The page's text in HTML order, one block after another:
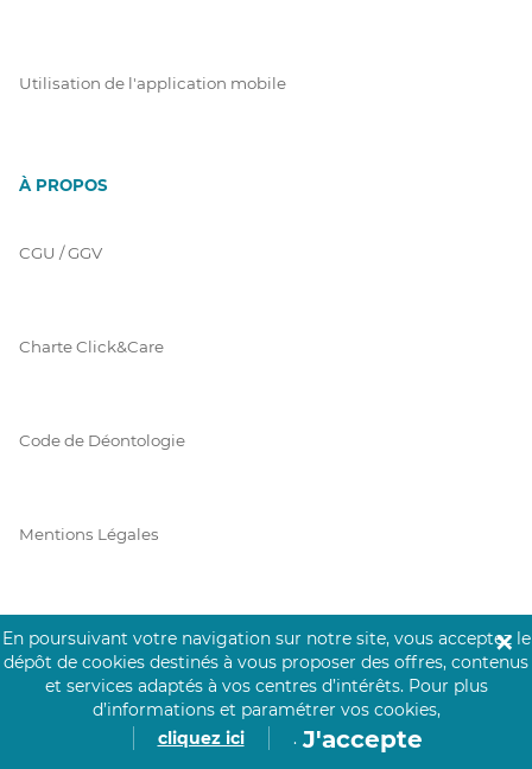
Utilisation de l'application mobile
À PROPOS
CGU / GGV
Charte Click&Care
Code de Déontologie
Mentions Légales
Prérequis Click&Care
Protection des Données
En poursuivant votre navigation sur notre site, vous acceptez le
dépôt de cookies destinés à vous proposer des offres, contenus
et services adaptés à vos centres d’intérêts. Pour plus
d’informations et paramétrer vos cookies,
cliquez ici
. J'accepte
✕